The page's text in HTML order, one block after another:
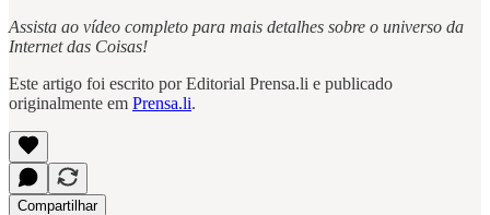
Assista ao vídeo completo para mais detalhes sobre o universo da
Internet das Coisas!
Este artigo foi escrito por Editorial Prensa.li e publicado
originalmente em Prensa.li.
Compartilhar